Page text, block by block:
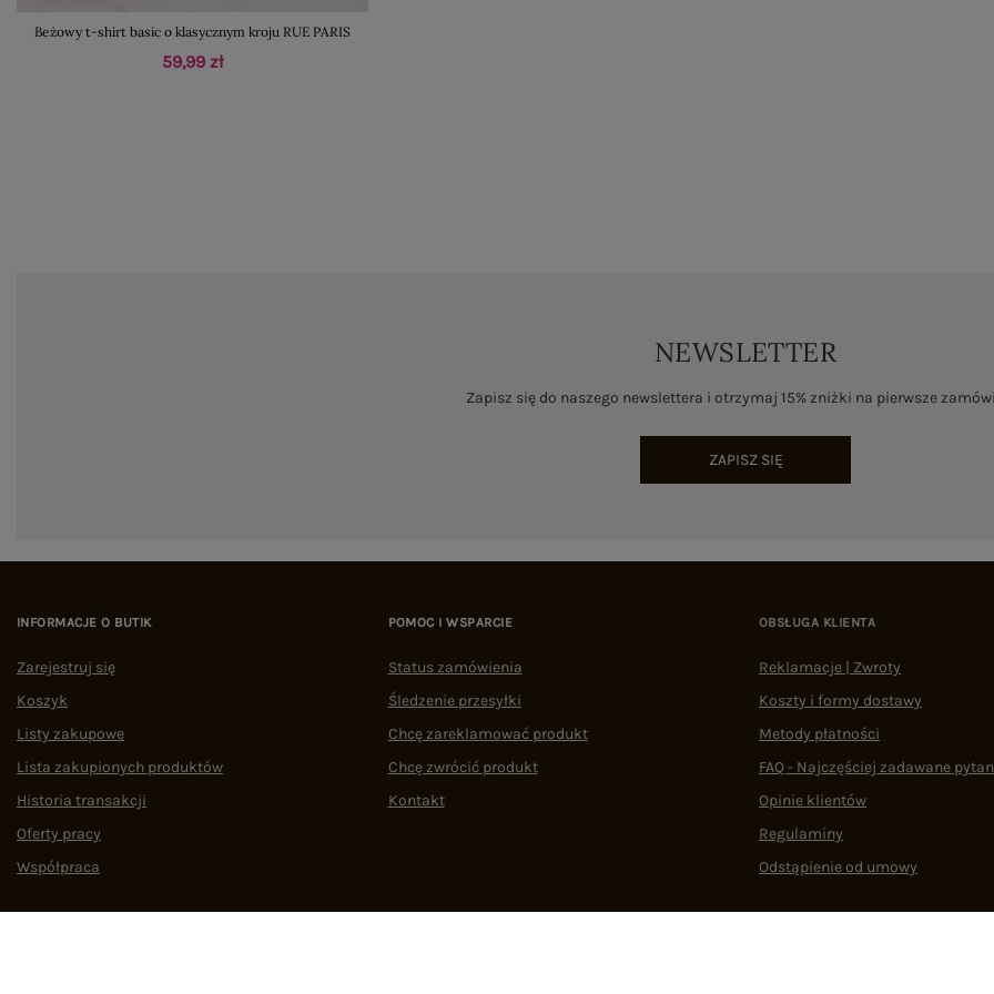
Beżowy t-shirt basic o klasycznym kroju RUE PARIS
59,99 zł
NEWSLETTER
Zapisz się do naszego newslettera i otrzymaj 15% zniżki na pierwsze
ZAPISZ SIĘ
INFORMACJE O BUTIK
Zarejestruj się
Koszyk
Listy zakupowe
Lista zakupionych produktów
Historia transakcji
Oferty pracy
Współpraca
POMOC I WSPARCIE
Status zamówienia
Śledzenie przesyłki
Chcę zareklamować produkt
Chcę zwrócić produkt
Kontakt
OBSŁUGA KLIENTA
Reklamacje | Zwroty
Koszty i formy dostawy
Metody płatności
FAQ - Najczęściej zadawane
Opinie klientów
Regulaminy
Odstąpienie od umowy